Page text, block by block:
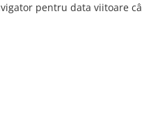
pentru data viitoare